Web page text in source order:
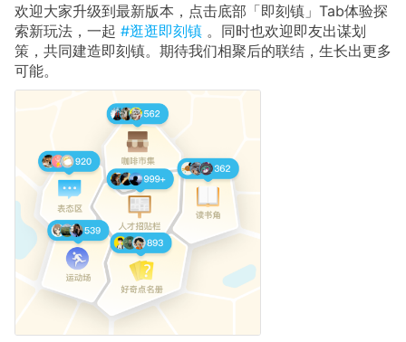
欢迎大家升级到最新版本，点击底部「即刻镇」Tab体验探
索新玩法，一起 #逛逛即刻镇 。同时也欢迎即友出谋划
策，共同建造即刻镇。期待我们相聚后的联结，生长出更多
可能。